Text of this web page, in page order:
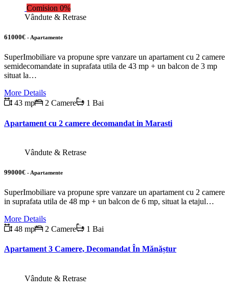
Comision 0%
Vândute & Retrase
61000€ - Apartamente
SuperImobiliare va propune spre vanzare un apartament cu 2 camere
semidecomandate in suprafata utila de 43 mp + un balcon de 3 mp
situat la…
More Details
43 mp
2 Camere 1 Bai
Apartament cu 2 camere decomandat in Marasti
Vândute & Retrase
99000€ - Apartamente
SuperImobiliare va propune spre vanzare un apartament cu 2 camere
in suprafata utila de 48 mp + un balcon de 6 mp, situat la etajul…
More Details
48 mp
2 Camere 1 Bai
Apartament 3 Camere, Decomandat În Mănăștur
Vândute & Retrase